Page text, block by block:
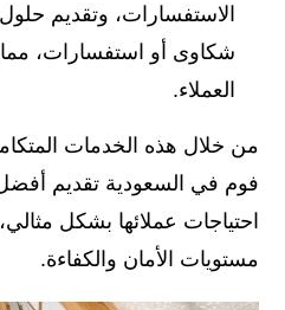
الاستفسارات، وتقديم
شكاوى أو استفسارات،
العملاء.
من خلال هذه الخدمات
فوم في السعودية تقديم أفضل
احتياجات عملائها بشكل
مستويات الأمان والكفاءة.